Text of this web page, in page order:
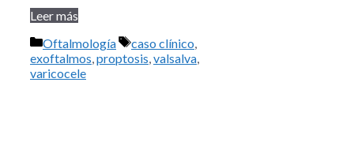
Leer más
Categorías
Oftalmología Etiquetas
caso clínico,
exoftalmos,proptosis,valsalva,
varicocele